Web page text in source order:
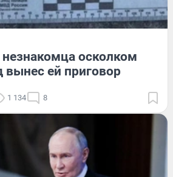
осколком
ей приговор
1 134 8